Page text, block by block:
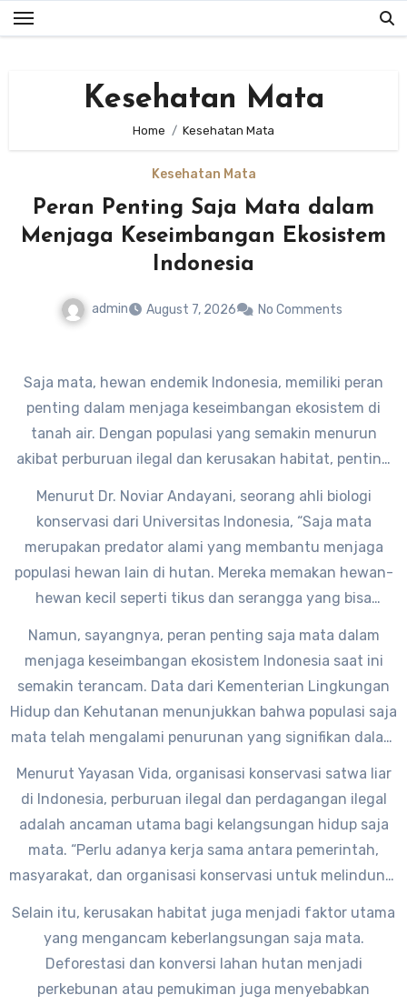
Skip
to
Kesehatan Mata
Home Kesehatan Mata
Kesehatan Mata
Peran Penting Saja Mata dalam
Menjaga Keseimbangan Ekosistem
Indonesia
admin August 7, 2026 No Comments
Saja mata, hewan endemik Indonesia, memiliki peran
penting dalam menjaga keseimbangan ekosistem di
tanah air. Dengan populasi yang semakin menurun
akibat perburuan ilegal dan kerusakan habitat, penting
keberadaan saja mata dalam lingkungan kita.
Menurut Dr. Noviar Andayani, seorang ahli biologi
konservasi dari Universitas Indonesia, “Saja mata
merupakan predator alami yang membantu menjaga
populasi hewan lain di hutan. Mereka memakan hewan-
hewan kecil seperti tikus dan serangga yang bisa
Namun, sayangnya, peran penting saja mata dalam
menjaga keseimbangan ekosistem Indonesia saat ini
semakin terancam. Data dari Kementerian Lingkungan
Hidup dan Kehutanan menunjukkan bahwa populasi saja
mata telah mengalami penurunan yang signifikan dalam
Menurut Yayasan Vida, organisasi konservasi satwa liar
di Indonesia, perburuan ilegal dan perdagangan ilegal
adalah ancaman utama bagi kelangsungan hidup saja
mata. “Perlu adanya kerja sama antara pemerintah,
masyarakat, dan organisasi konservasi untuk melindungi
Yayasan Vida.
Selain itu, kerusakan habitat juga menjadi faktor utama
yang mengancam keberlangsungan saja mata.
Deforestasi dan konversi lahan hutan menjadi
perkebunan atau pemukiman juga menyebabkan